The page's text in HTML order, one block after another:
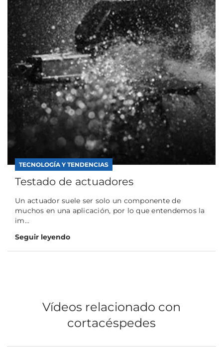
TECNOLOGÍA Y TENDENCIAS
Testado de actuadores
Un actuador suele ser solo un componente de
muchos en una aplicación, por lo que entendemos la
im...
Seguir leyendo
Vídeos relacionado con
cortacéspedes